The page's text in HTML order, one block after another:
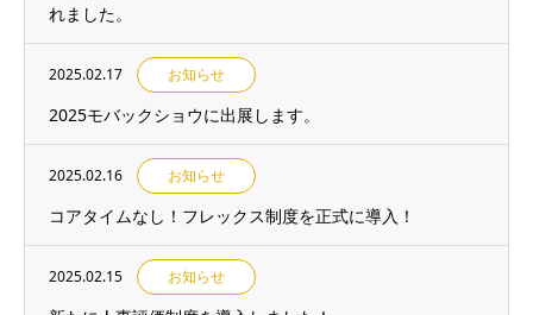
れました。
2025.02.17 お知らせ
2025モバックショウに出展します。
2025.02.16 お知らせ
コアタイムなし！フレックス制度を正式に導入！
2025.02.15 お知らせ